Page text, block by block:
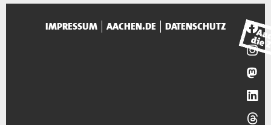
IMPRESSUM AACHEN.DE DATENSCHUTZ